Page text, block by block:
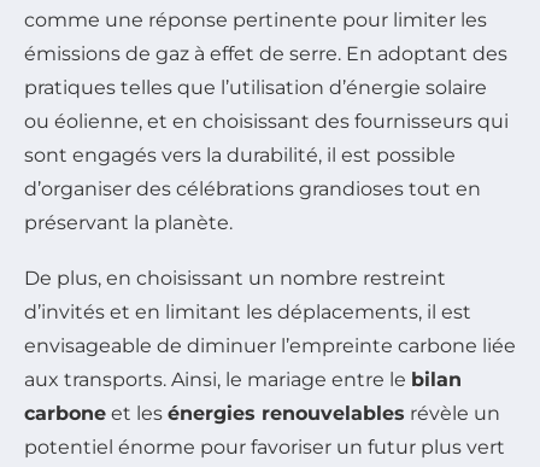
comme une réponse pertinente pour limiter les
émissions de gaz à effet de serre. En adoptant des
pratiques telles que l’utilisation d’énergie solaire
ou éolienne, et en choisissant des fournisseurs qui
sont engagés vers la durabilité, il est possible
d’organiser des célébrations grandioses tout en
préservant la planète.
De plus, en choisissant un nombre restreint
d’invités et en limitant les déplacements, il est
envisageable de diminuer l’empreinte carbone liée
aux transports. Ainsi, le mariage entre le bilan
carbone et les énergies renouvelables révèle un
potentiel énorme pour favoriser un futur plus vert